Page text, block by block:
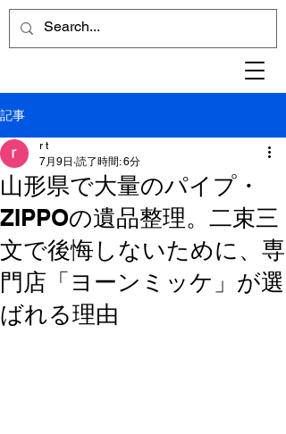
記事
山形県で大量のパイプ・
ZIPPOの遺品整理。二束三
文で後悔しないために、専
門店「ヨーンミッケ」が選
ばれる理由
r t
7月9日 読了時間: 6分